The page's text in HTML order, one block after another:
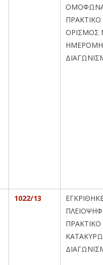
ΠΡΑΚΤΙΚΟ
ΟΡΙΣΜΟΣ
1022/13
ΠΡΑΚΤΙΚΟ